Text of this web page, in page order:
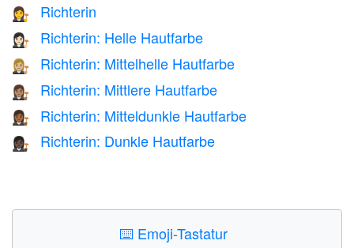
👩‍⚖️ Richterin
👩🏻‍⚖️ Richterin: Helle Hautfarbe
👩🏼‍⚖️ Richterin: Mittelhelle Hautfarbe
👩🏽‍⚖️ Richterin: Mittlere Hautfarbe
👩🏾‍⚖️ Richterin: Mitteldunkle Hautfarbe
👩🏿‍⚖️ Richterin: Dunkle Hautfarbe
⌨️ Emoji-Tastatur